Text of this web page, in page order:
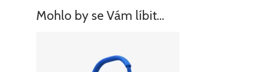
Mohlo by se Vám líbit…